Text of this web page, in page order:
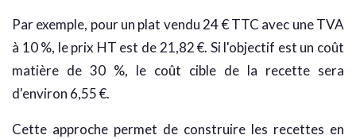
Par exemple, pour un plat vendu 24 € TTC avec une TVA
à 10 %, le prix HT est de 21,82 €. Si l'objectif est un coût
matière de 30 %, le coût cible de la recette sera
d'environ 6,55 €.
Cette approche permet de construire les recettes en